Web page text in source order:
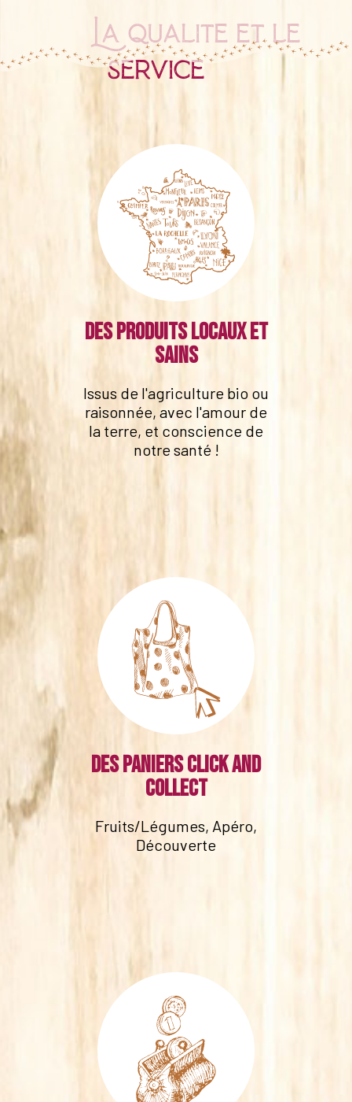
La qualité et le
service
Des produits locaux et
sains
Issus de l'agriculture bio ou
raisonnée, avec l'amour de
la terre, et conscience de
notre santé !
Des paniers click and
collect
Fruits/Légumes, Apéro,
Découverte